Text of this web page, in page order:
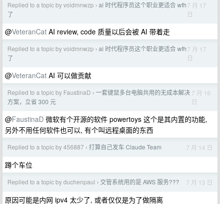
Replied to a topic by voidmnwzp › ai 时代程序员这个职业更适合 wfh
了
7 月 17
日
@VeteranCat AI review, code 质量以后会被 AI 带着走
Replied to a topic by voidmnwzp › ai 时代程序员这个职业更适合 wfh
了
7 月 17
日
@VeteranCat AI 可以做贡献
Replied to a topic by FaustinaD › 一套键鼠多台电脑共用的无成本解决
方案，立省 300 元
7 月 16
日
@FaustinaD 微软有个开源的软件 powertoys 这个是其内置的功能,
另外不用任何软件也可以, 有个叫远程桌面的东西
Replied to a topic by 456887 › 打算自己发车 Claude Team 7 月 14 日
蹲个车位
Replied to a topic by duchenpaul › 交管系统用的是 AWS 服务??? 7 月 13 日
原因可能是内网 ipv4 太少了, 或者仅仅是为了做隔离